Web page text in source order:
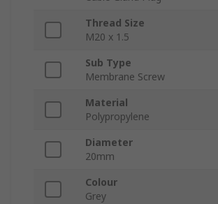
Thread Size
M20 x 1.5
Sub Type
Membrane Screw
Material
Polypropylene
Diameter
20mm
Colour
Grey